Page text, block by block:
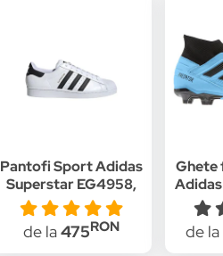
Pantofi Sport Adidas
Superstar EG4958,
Alb
de la475RON
Ghete
de la